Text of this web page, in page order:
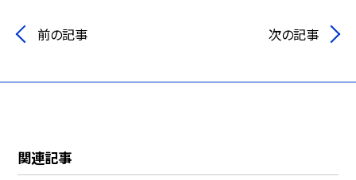
前の記事 次の記事
関連記事